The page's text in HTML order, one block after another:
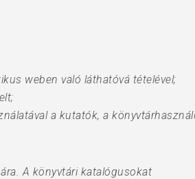
weben való láthatóvá tételével;
a kutatók, a
A könyvtári katalógusokat